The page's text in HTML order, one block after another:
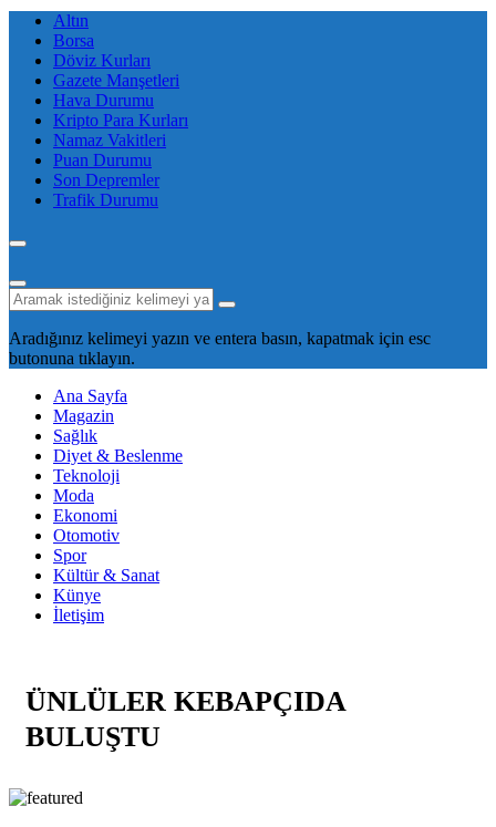
Altın
Borsa
Döviz Kurları
Gazete Manşetleri
Hava Durumu
Kripto Para Kurları
Namaz Vakitleri
Puan Durumu
Son Depremler
Trafik Durumu
Aradığınız kelimeyi yazın ve entera basın, kapatmak için esc
butonuna tıklayın.
Ana Sayfa
Magazin
Sağlık
Diyet & Beslenme
Teknoloji
Moda
Ekonomi
Otomotiv
Spor
Kültür & Sanat
Künye
İletişim
ÜNLÜLER KEBAPÇIDA
BULUŞTU